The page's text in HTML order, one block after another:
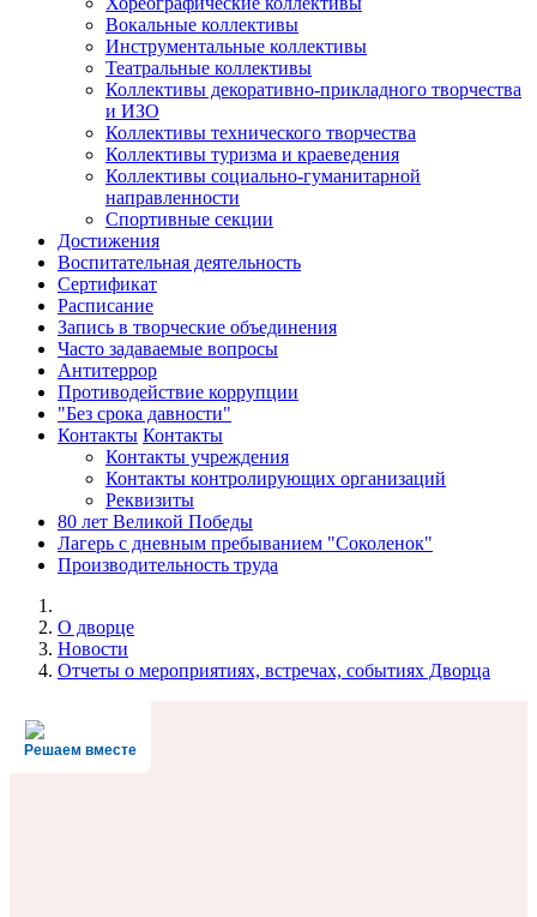
Вокальные коллективы
Инструментальные коллективы
Театральные коллективы
Коллективы декоративно-прикладного творчества
и ИЗО
Коллективы технического творчества
Коллективы туризма и краеведения
Коллективы социально-гуманитарной
направленности
Спортивные секции
Достижения
Воспитательная деятельность
Cертификат
Расписание
Запись в творческие объединения
Часто задаваемые вопросы
Антитеррор
Противодействие коррупции
"Без срока давности"
Контакты Контакты
Контакты учреждения
Контакты контролирующих организаций
Реквизиты
80 лет Великой Победы
Лагерь с дневным пребыванием "Соколенок"
Производительность труда
О дворце
Новости
Отчеты о мероприятиях, встречах, событиях Дворца
Решаем вместе